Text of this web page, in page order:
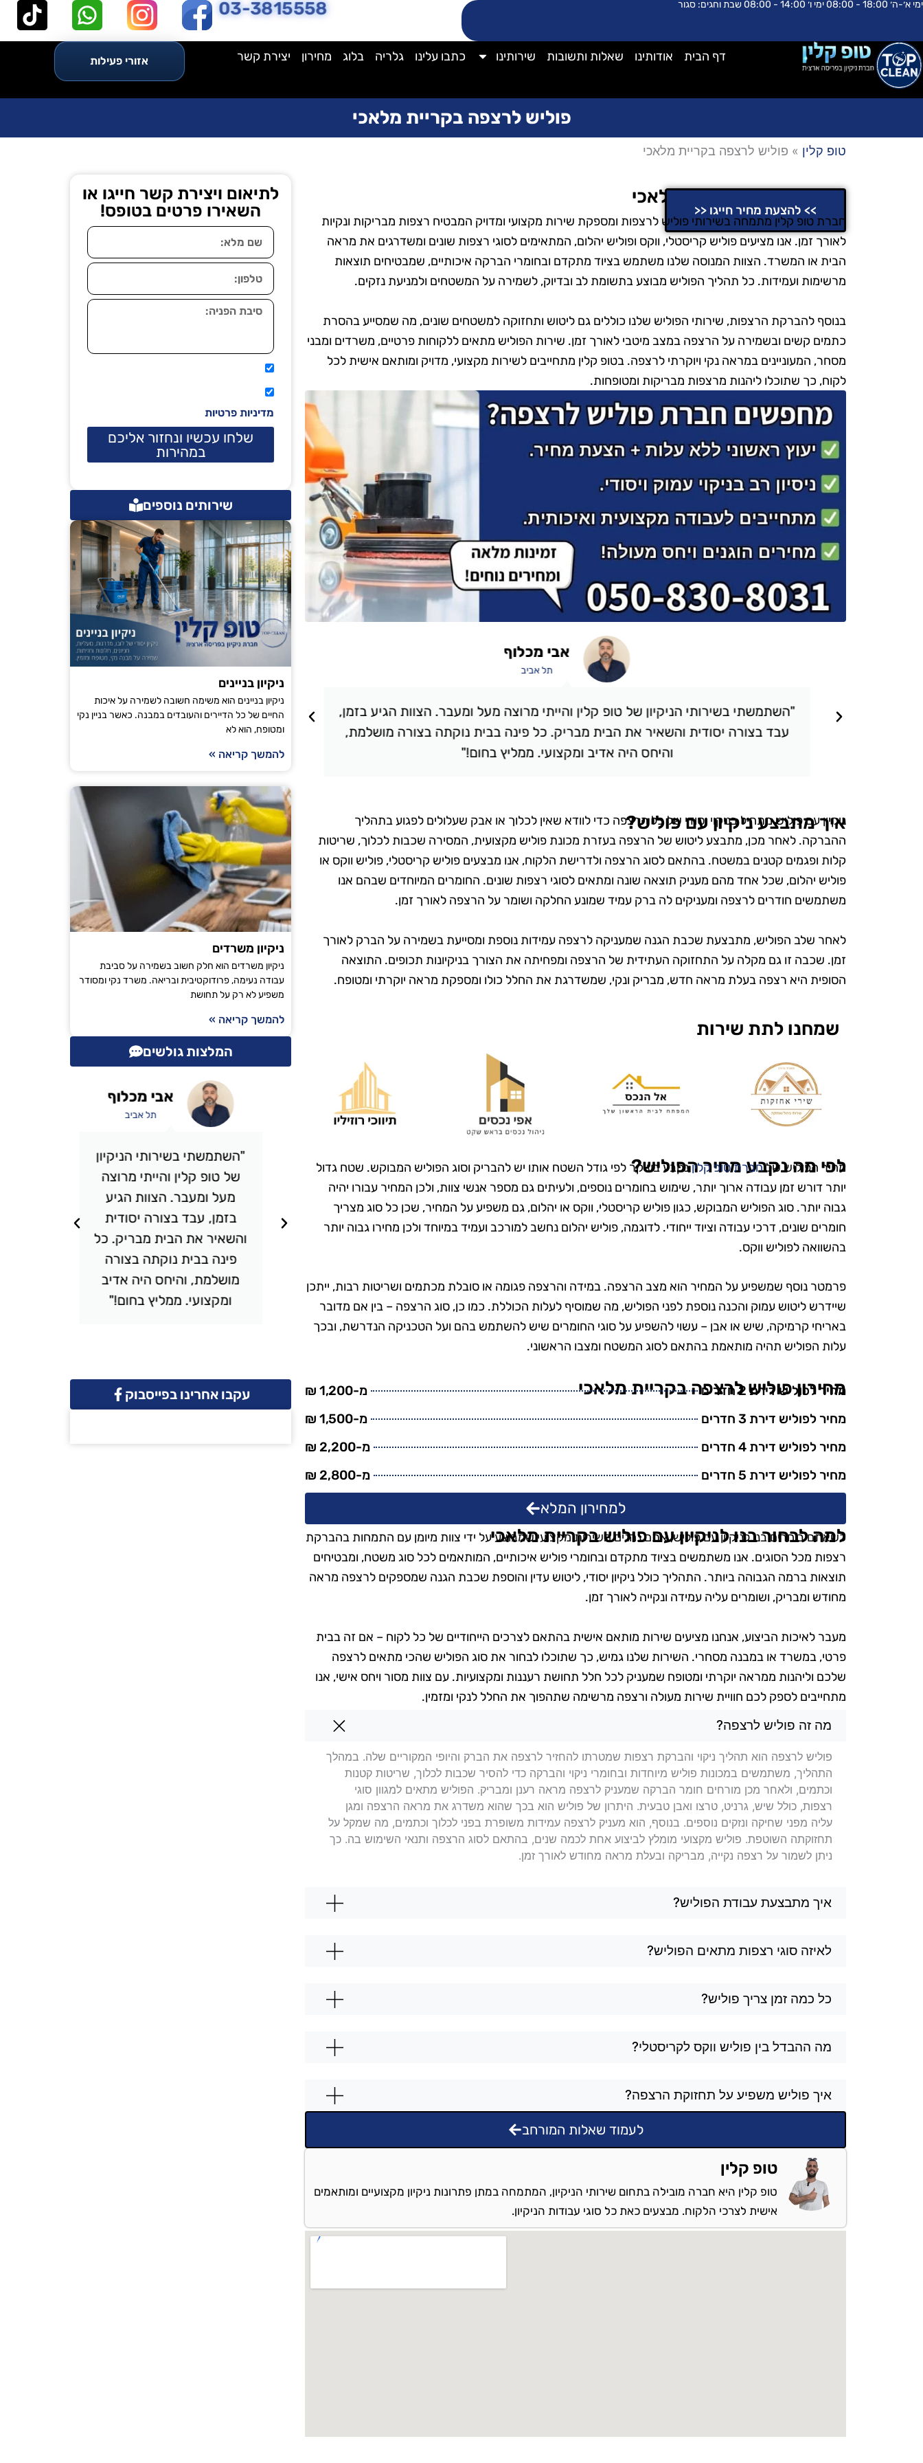
לתוכן
דילוג
ימי א׳-ה׳ 18:00 - 08:00 ימי ו׳ 14:00 - 08:00 שבת וחגים: סגור 03-3815558
דף הבית אודותינו שאלות ותשובות שירותינו כתבו עלינו גלריה בלוג מחירון יצירת קשר אזורי פעילות
פוליש לרצפה בקריית מלאכי
טופ קלין » פוליש לרצפה בקריית מלאכי
פוליש לרצפה בקריית מלאכי
>> להצעת מחיר חייגו <<
חברת טופ קלין מתמחה בשירותי פוליש לרצפות ומספקת שירות מקצועי ומדויק המבטיח רצפות מבריקות ונקיות
לאורך זמן. אנו מציעים פוליש קריסטלי, ווקס ופוליש יהלום, המתאימים לסוגי רצפות שונים ומשדרגים את מראה
הבית או המשרד. הצוות המנוסה שלנו משתמש בציוד מתקדם ובחומרי הברקה איכותיים, שמבטיחים תוצאות
מרשימות ועמידות. כל תהליך הפוליש מבוצע בתשומת לב ובדיוק, לשמירה על המשטחים ולמניעת נזקים.
בנוסף להברקת הרצפות, שירותי הפוליש שלנו כוללים גם ליטוש ותחזוקה למשטחים שונים, מה שמסייע בהסרת
כתמים קשים ובשמירה על הרצפה במצב מיטבי לאורך זמן. שירות הפוליש מתאים ללקוחות פרטיים, משרדים ומבני
מסחר, המעוניינים במראה נקי ויוקרתי לרצפה. בטופ קלין מתחייבים לשירות מקצועי, מדויק ומותאם אישית לכל
לקוח, כך שתוכלו ליהנות מרצפות מבריקות ומטופחות.
"השתמשתי בשירותי הניקיון של טופ קלין והייתי מרוצה מעל ומעבר. הצוות הגיע בזמן,
עבד בצורה יסודית והשאיר את הבית מבריק. כל פינה בבית נוקתה בצורה מושלמת,
והיחס היה אדיב ומקצועי. ממליץ בחום!"
אבי מכלוף
תל אביב
"אני עובדת עם טופ קלין כבר מספר חודשים וכל
מגיע בזמן, הניקיון יסודי והבית מרגיש רענן ונקי.
איך מתבצע ניקיון עם פוליש?
ניקיון עם פוליש מתחיל בניקוי יסודי של כל הרצפה כדי לוודא שאין לכלוך או אבק שעלולים לפגוע בתהליך
ההברקה. לאחר מכן, מתבצע ליטוש של הרצפה בעזרת מכונת פוליש מקצועית, המסירה שכבות לכלוך, שריטות
קלות ופגמים קטנים במשטח. בהתאם לסוג הרצפה ולדרישת הלקוח, אנו מבצעים פוליש קריסטלי, פוליש ווקס או
פוליש יהלום, שכל אחד מהם מעניק תוצאה שונה ומתאים לסוגי רצפות שונים. החומרים המיוחדים שבהם אנו
משתמשים חודרים לרצפה ומעניקים לה ברק עמיד שמונע החלקה ושומר על הרצפה לאורך זמן.
לאחר שלב הפוליש, מתבצעת שכבת הגנה שמעניקה לרצפה עמידות נוספת ומסייעת בשמירה על הברק לאורך
זמן. שכבה זו גם מקלה על התחזוקה העתידית של הרצפה ומפחיתה את הצורך בניקיונות תכופים. התוצאה
הסופית היא רצפה בעלת מראה חדש, מבריק ונקי, שמשדרגת את החלל כולו ומספקת מראה יוקרתי ומטופח.
שמחנו לתת שירות
לפי מה נקבע מחיר הפוליש?
מחיר הפוליש שלחברת טופ קליןנקבע בעיקר לפי גודל השטח אותו יש להבריק וסוג הפוליש המבוקש. שטח גדול
יותר דורש זמן עבודה ארוך יותר, שימוש בחומרים נוספים, ולעיתים גם מספר אנשי צוות, ולכן המחיר עבורו יהיה
גבוה יותר. סוג הפוליש המבוקש, כגון פוליש קריסטלי, ווקס או יהלום, גם משפיע על המחיר, שכן כל סוג מצריך
חומרים שונים, דרכי עבודה וציוד ייחודי. לדוגמה, פוליש יהלום נחשב למורכב ועמיד במיוחד ולכן מחירו גבוה יותר
בהשוואה לפוליש ווקס.
פרמטר נוסף שמשפיע על המחיר הוא מצב הרצפה. במידה והרצפה פגומה או סובלת מכתמים ושריטות רבות, ייתכן
שיידרש ליטוש עמוק והכנה נוספת לפני הפוליש, מה שמוסיף לעלות הכוללת. כמו כן, סוג הרצפה – בין אם מדובר
באריחי קרמיקה, שיש או אבן – עשוי להשפיע על סוגי החומרים שיש להשתמש בהם ועל הטכניקה הנדרשת, ובכך
עלות הפוליש תהיה מותאמת בהתאם לסוג המשטח ומצבו הראשוני.
מחירון פוליש לרצפה בקריית מלאכי
מחיר לפוליש דירת 2 חדרים
מ-1,200 ₪
מחיר לפוליש דירת 3 חדרים
מ-1,500 ₪
מחיר לפוליש דירת 4 חדרים
מ-2,200 ₪
מחיר לפוליש דירת 5 חדרים
מ-2,800 ₪
למחירון המלא
למה לבחור בנו לניקיון עם פוליש בקריית מלאכי
כשאתם בוחרים בנו לניקיון עם פוליש, אתם נהנים משירות מקצועי שמבוצע על ידי צוות מיומן עם התמחות בהברקת
רצפות מכל הסוגים. אנו משתמשים בציוד מתקדם ובחומרי פוליש איכותיים, המותאמים לכל סוג משטח, ומבטיחים
תוצאות ברמה הגבוהה ביותר. התהליך כולל ניקיון יסודי, ליטוש עדין והוספת שכבת הגנה שמספקים לרצפה מראה
מחודש ומבריק, ושומרים עליה עמידה ונקייה לאורך זמן.
מעבר לאיכות הביצוע, אנחנו מציעים שירות מותאם אישית בהתאם לצרכים הייחודיים של כל לקוח – אם זה בבית
פרטי, במשרד או במבנה מסחרי. השירות שלנו גמיש, כך שתוכלו לבחור את סוג הפוליש שהכי מתאים לרצפה
שלכם וליהנות ממראה יוקרתי ומטופח שמעניק לכל חלל תחושת רעננות ומקצועיות. עם צוות מסור ויחס אישי, אנו
מתחייבים לספק לכם חוויית שירות מעולה ורצפה מרשימה שתהפוך את החלל לנקי ומזמין.
שאלות בנושא פוליש לרצפה בקריית מלאכי
מה זה פוליש לרצפה?
פוליש לרצפה הוא תהליך ניקוי והברקת רצפות שמטרתו להחזיר לרצפה את הברק והיופי המקוריים שלה. במהלך
התהליך, משתמשים במכונות פוליש מיוחדות ובחומרי ניקוי והברקה כדי להסיר שכבות לכלוך, שריטות קטנות
וכתמים, ולאחר מכן מורחים חומר הברקה שמעניק לרצפה מראה רענן ומבריק. הפוליש מתאים למגוון סוגי
רצפות, כולל שיש, גרניט, טרצו ואבן טבעית. היתרון של פוליש הוא בכך שהוא משדרג את מראה הרצפה ומגן
עליה מפני שחיקה ונזקים נוספים. בנוסף, הוא מעניק לרצפה עמידות משופרת בפני לכלוך וכתמים, מה שמקל על
תחזוקתה השוטפת. פוליש מקצועי מומלץ לביצוע אחת לכמה שנים, בהתאם לסוג הרצפה ותנאי השימוש בה. כך
ניתן לשמור על רצפה נקייה, מבריקה ובעלת מראה מחודש לאורך זמן.
איך מתבצעת עבודת הפוליש?
לאיזה סוגי רצפות מתאים הפוליש?
כל כמה זמן צריך פוליש?
מה ההבדל בין פוליש ווקס לקריסטלי?
איך פוליש משפיע על תחזוקת הרצפה?
לעמוד שאלות המורחב
טופ קלין
טופ קלין היא חברה מובילה בתחום שירותי הניקיון, המתמחה במתן פתרונות ניקיון מקצועיים ומותאמים
אישית לצרכי הלקוח. מבצעים כאת כל סוגי עבודות הניקיון.
לתיאום ויצירת קשר חייגו או
השאירו פרטים בטופס!
מדיניות פרטיות
שלחו עכשיו ונחזור אליכם
במהירות
שירותים נוספים
ניקיון בניינים
ניקיון בניינים הוא משימה חשובה לשמירה על איכות
החיים של כל הדיירים והעובדים במבנה. כאשר בניין נקי
ומטופח, הוא לא
להמשך קריאה »
ניקיון משרדים
ניקיון משרדים הוא חלק חשוב בשמירה על סביבת
עבודה נעימה, פרודוקטיבית ובריאה. משרד נקי ומסודר
משפיע לא רק על תחושת
להמשך קריאה »
המלצות גולשים
"אני כל כך שמחה שמצאתי
את טופ קלין! הבית שלי
מעולם לא היה כל כך נקי
ומטופח. הם דאגו לכל
הפרטים הקטנים, וגם
ידידותיים לסביבה. השירות
היה נהדר, והמחיר היה הוגן.
אין ספק שאמשיך להשתמש
בשירותיהם."
קלין אחרי ששמעתי עליהם
המלצות טובות, ולא
התאכזבתי. הצוות הגיע
בזמן, היה מאוד מקצועי
ומסודר בדיוק כמו שציפיתי.
בהחלט אשתמש בשירותים
שלהם שוב בעתיד!"
רועי בן-דוד
בת ים
"השתמשתי בשירותי הניקיון
של טופ קלין והייתי מרוצה
מעל ומעבר. הצוות הגיע
בזמן, עבד בצורה יסודית
והשאיר את הבית מבריק. כל
פינה בבית נוקתה בצורה
מושלמת, והיחס היה אדיב
ומקצועי. ממליץ בחום!"
אבי מכלוף
תל אביב
עקבו אחרינו בפייסבוק